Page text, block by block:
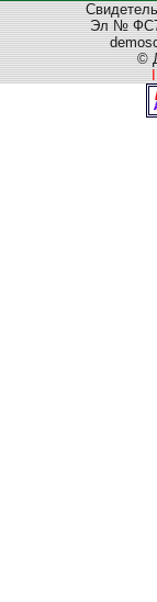
Эл №
©